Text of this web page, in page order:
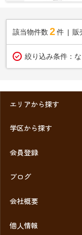
該当物件数 2件 販
絞り込み条件：
エリアから探す
学区から探す
会員登録
ブログ
会社概要
個人情報